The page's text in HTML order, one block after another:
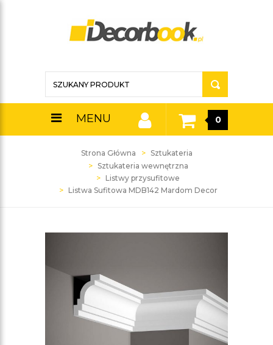
MENU 0
Strona Główna
Sztukateria
Sztukateria wewnętrzna
Listwy przysufitowe
Listwa Sufitowa MDB142 Mardom Decor